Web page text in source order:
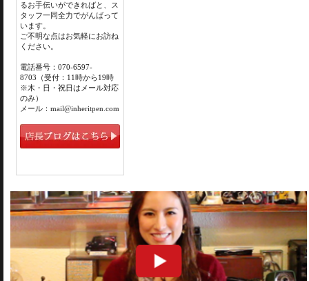
るお手伝いができればと、ス
タッフ一同全力でがんばって
います。
ご不明な点はお気軽にお訪ね
ください。
電話番号：070-6597-
8703（受付：11時から19時
※木・日・祝日はメール対応
のみ）
メール：mail@inheritpen.com